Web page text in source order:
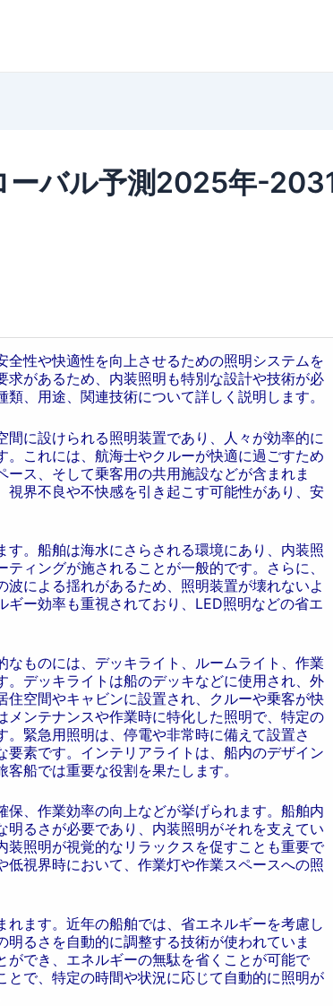
ーバル予測2025年-
性や快適性を向上させるための照明システムを
があるため、内装照明も特別な設計や技術が必
、用途、関連技術について詳しく説明します。
に設けられる照明装置であり、人々が効率的に
これには、航海士やクルーが快適に過ごすため
ス、そして乗客用の共用施設などが含まれま
界不良や不快感を引き起こす可能性があり、安
。船舶は海水にさらされる環境にあり、内装照
ィングが施されることが一般的です。さらに、
による揺れがあるため、照明装置が壊れないよ
ー効率も重視されており、LED照明などの省エ
ものには、デッキライト、ルームライト、作業
デッキライトは船のデッキなどに使用され、外
空間やキャビンに設置され、クルーや乗客が快
ンテナンスや作業時に特化した照明で、特定の
緊急用照明は、停電や非常時に備えて設置さ
素です。インテリアライトは、船内のデザイン
船では重要な役割を果たします。
、作業効率の向上などが挙げられます。船舶内
るさが必要であり、内装照明がそれを支えてい
照明が視覚的なリラックスを促すことも重要で
視界時において、作業灯や作業スペースへの照
ます。近年の船舶では、省エネルギーを考慮し
るさを自動的に調整する技術が使われていま
でき、エネルギーの無駄を省くことが可能で
で、特定の時間や状況に応じて自動的に照明が